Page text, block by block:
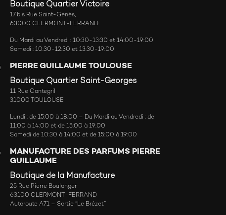
Boutique Quartier Victoire
17 bis Rue Saint-Genès,
63000 CLERMONT-FERRAND
Du Mardi au Vendredi : 10:30-13:30 et 14:00-19:00
Samedi : 10:30-12:30 et 13:30-19:00
PIERRE GUILLAUME TOULOUSE
Boutique Quartier Saint-Georges
11 Rue Cantegril
31000 TOULOUSE
Lundi : de 15:00 à 18:00 – Du Mardi au Vendredi : de
11:00 à 14:00 et de 15:00 à 19:00
Samedi de 10:30 à 14:00 et de 15:00 à 19:00
MANUFACTURE DES PARFUMS PIERRE
GUILLAUME
Boutique de la Manufacture
25 Rue Pierre Boulanger
63100 CLERMONT-FERRAND
Autoroute A71 – Sortie “Le Brézet”